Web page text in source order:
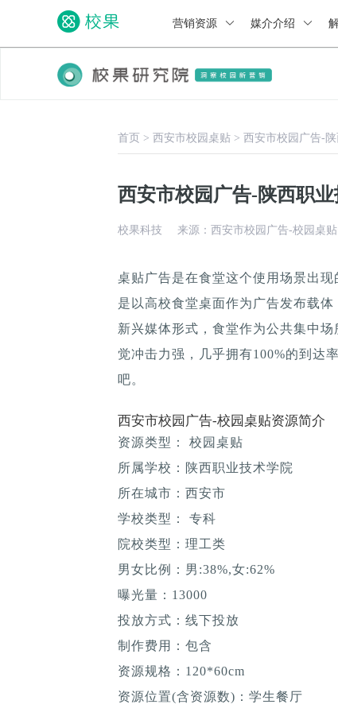
营销资源 媒介介绍
首页 > 西安市校园桌贴 > 西安市校园广告-
西安市校园广告-陕西职
校果科技 来源：西安市校园广告-校园桌
桌贴广告是在食堂这个使用场景出
是以高校食堂桌面作为广告发布载
新兴媒体形式，食堂作为公共集中
觉冲击力强，几乎拥有100%的到达
吧。
西安市校园广告-校园桌贴资源简介
资源类型： 校园桌贴
所属学校：陕西职业技术学院
所在城市：西安市
学校类型： 专科
院校类型：理工类
男女比例：男:38%,女:62%
曝光量：13000
投放方式：线下投放
制作费用：包含
资源规格：120*60cm
资源位置(含资源数)：学生餐厅